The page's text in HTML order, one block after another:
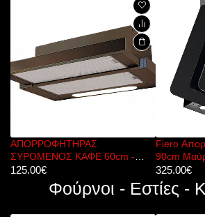
Fiero Απορροφητήρας Καμινάδα
90cm Μαύρος
325.00€ 95.00€
Φούρνοι - Εστίες -